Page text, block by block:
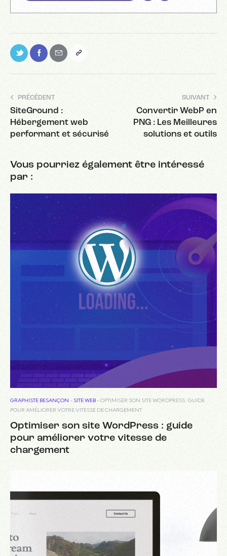
PRÉCÉDENT
SiteGround :
Hébergement web
performant et sécurisé
SUIVANT
Convertir WebP en
PNG : Les Meilleures
solutions et outils
Vous pourriez également être intéressé
par :
GRAPHISTE BESANÇON - SITE WEB-OPTIMISER SON SITE WORDPRESS : GUIDE
POUR AMÉLIORER VOTRE VITESSE DE CHARGEMENT
Optimiser son site WordPress : guide
pour améliorer votre vitesse de
chargement